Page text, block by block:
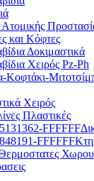
και Κόφτες
Δοκιμαστικά
Χειρός Pz-Ph
Κοφτάκι-
Χειρός
Πλαστικές